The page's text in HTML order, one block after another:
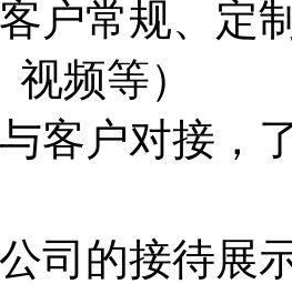
户常规、定
频等）
客户对接，
司的接待展